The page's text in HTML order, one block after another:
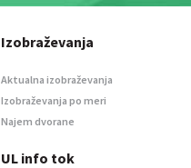
Izobraževanja
Aktualna izobraževanja
Izobraževanja po meri
Najem dvorane
UL info tok